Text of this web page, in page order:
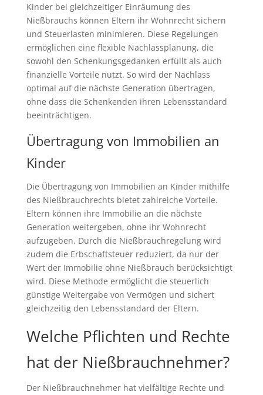
Kinder bei gleichzeitiger Einräumung des
Nießbrauchs können Eltern ihr Wohnrecht sichern
und Steuerlasten minimieren. Diese Regelungen
ermöglichen eine flexible Nachlassplanung, die
sowohl den Schenkungsgedanken erfüllt als auch
finanzielle Vorteile nutzt. So wird der Nachlass
optimal auf die nächste Generation übertragen,
ohne dass die Schenkenden ihren Lebensstandard
beeinträchtigen.
Übertragung von Immobilien an
Kinder
Die Übertragung von Immobilien an Kinder mithilfe
des Nießbrauchrechts bietet zahlreiche Vorteile.
Eltern können ihre Immobilie an die nächste
Generation weitergeben, ohne ihr Wohnrecht
aufzugeben. Durch die Nießbrauchregelung wird
zudem die Erbschaftsteuer reduziert, da nur der
Wert der Immobilie ohne Nießbrauch berücksichtigt
wird. Diese Methode ermöglicht die steuerlich
günstige Weitergabe von Vermögen und sichert
gleichzeitig den Lebensstandard der Eltern.
Welche Pflichten und Rechte
hat der Nießbrauchnehmer?
Der Nießbrauchnehmer hat vielfältige Rechte und